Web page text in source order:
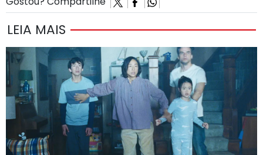
LEIA MAIS